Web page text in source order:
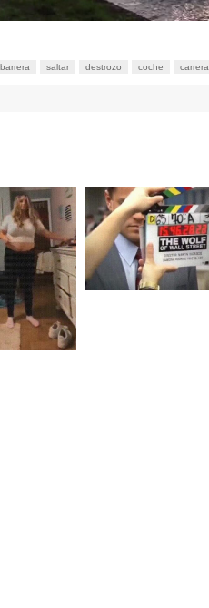
barrera saltar destrozo coche carrera